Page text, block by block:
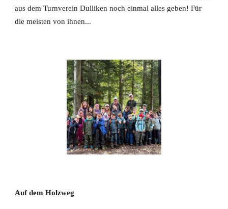
aus dem Turnverein Dulliken noch einmal alles geben! Für
die meisten von ihnen...
Auf dem Holzweg